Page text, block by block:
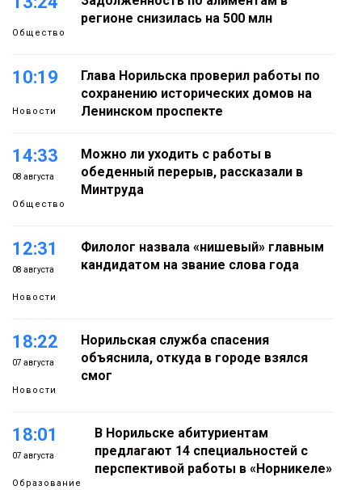
Общество
регионе снизилась на 500 млн
10:19
Новости
Глава Норильска проверил работы по
сохранению исторических домов на
Ленинском проспекте
14:33
08 августа
Общество
Можно ли уходить с работы в
обеденный перерыв, рассказали в
Минтруда
12:31
08 августа
Новости
Филолог назвала «нишевый» главным
кандидатом на звание слова года
18:22
07 августа
Новости
Норильская служба спасения
объяснила, откуда в городе взялся
смог
18:01
07 августа
Образование
В Норильске абитуриентам
предлагают 14 специальностей с
перспективой работы в «Норникеле»